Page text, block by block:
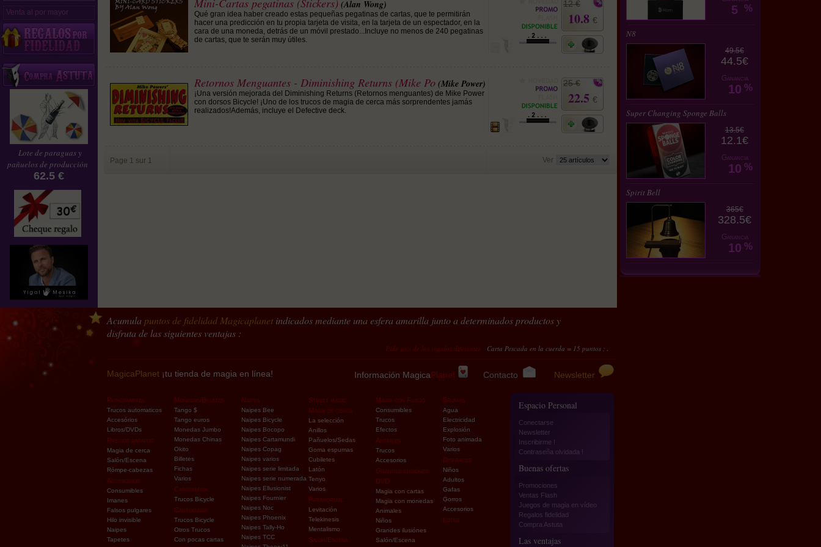
Venta al por mayor
Lote de paraguas y
pañuelos de producción
62.5 €
Mini-Cartas pegatinas (Stickers) (Alan Wong)
Qué gran idea haber creado estas pequeñas pegatinas de cartas, que te permitirán
hacer una predicción en tu propia tarjeta de visita, en la tarjeta de un espectador, en la
cara de una moneda, detrás de un móvil prestado...Incluye no menos de 240 pegatinas
de cartas, que te serán muy útiles.
12 €
10.8 €
Retornos Menguantes - Diminishing Returns (Mike Po (Mike Power)
¡Una versión mejorada del Diminishing Returns (Retornos menguantes) de Mike Power
con dorsos Bicycle! ¡Uno de los trucos de magia de cerca más sorprendentes jamás
realizados!Además, incluye el Defective deck.
25 €
22.5 €
Page 1 sur 1 Ver
5 %
N8
49.5€
44.5€
Ganancia
10 %
Super Changing Sponge Balls
13.5€
12.1€
Ganancia
10 %
Spirit Bell
365€
328.5€
Ganancia
10 %
Acumula puntos de fidelidad Magicaplanet indicados mediante una esfera amarilla junto a determinados productos y
disfruta de las siguientes ventajas :
Pide uno de los regalos diferentes Carta Pescada en la cuerda = 15 puntos ; Arenas del desierto Pro : kit completo = 120 puntos
MagicaPlanet ¡tu tienda de magia en línea! Información MagicaPlanet Contacto Newsletter
Principiantes
Trucos automaticos
Accesórios
Libros/DVDs
Precios baratos
Magia de cerca
Salón/Escena
Rómpe-cabezas
Accesorios
Consumibles
Imanes
Falsos pulgares
Hilo invisible
Naipes
Tapetes
Monedas/Billetes
Tango $
Tango euros
Monedas Jumbo
Monedas Chinas
Okito
Billetes
Fichas
Varios
Cartomagia
Trucos Bicycle
Cartomagia
Trucos Bicycle
Otros Trucos
Con pocas cartas
Naipes
Naipes Bee
Naipes Bicycle
Naipes Bocopo
Naipes Cartamundi
Naipes Copag
Naipes varios
Naipes serie limitada
Naipes serie numerada
Naipes Ellusionist
Naipes Fournier
Naipes Noc
Naipes Phoenix
Naipes Tally-Ho
Naipes TCC
Street magic
Magia de cerca
La selección
Anillos
Pañuelos/Sedas
Goma espumas
Cubiletes
Latón
Tenyo
Varios
Paranormal
Levitación
Telekinesis
Mentalismo
Salón/Escena
Magia con Fuego
Consumibles
Trucos
Efectos
Animales
Trucos
Accesorios
Grandes ilusiónes
DVD
Magia con cartas
Magia con monedas
Animales
Niños
Grandes ilusiónes
Salón/Escena
Bromas
Agua
Electricidad
Explosión
Foto animada
Varios
Disfraces
Niños
Adultos
Gafas
Gorros
Accesorios
Lotes
Espacio Personal
Conectarse
Newsletter
Inscribirme !
Contraseña olvidada !
Buenas ofertas
Promociones
Ventas Flash
Juegos de magia en vídeo
Regalos fidelidad
Compra Astuta
Las ventajas